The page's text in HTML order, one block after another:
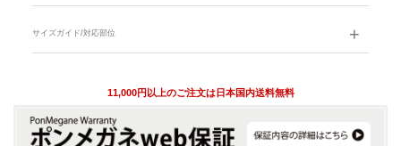
サイズガイド/対応部位
11,000円以上のご注文は日本国内送料無料